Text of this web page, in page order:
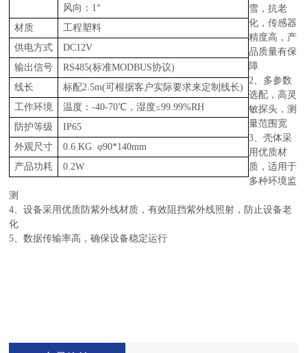
风向： 1°
材质
工程塑料
供电方式
DC12V
输出信号
RS485(标准MODBUS协议)
线长
标配2.5m(可根据客户实际要求来定制线长)
工作环境
温度：-40-70℃，湿度≤99.99%RH
防护等级
IP65
外观尺寸
0.6 KG φ90*140mm
产品功耗
0.2W
雪，抗老
化，传感器
精度高，产
品质量有保
障
2、多参数
选配，高灵
敏探头，测
量范围宽
3、壳体采
用优质材
质，适用于
多种环境监
测
4、设备采用优质防紫外线材质，有效阻挡紫外线照射，防止设备老
化
5、数据传输率高，确保设备稳定运行